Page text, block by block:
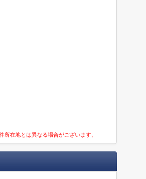
在地とは異なる場合がございます。